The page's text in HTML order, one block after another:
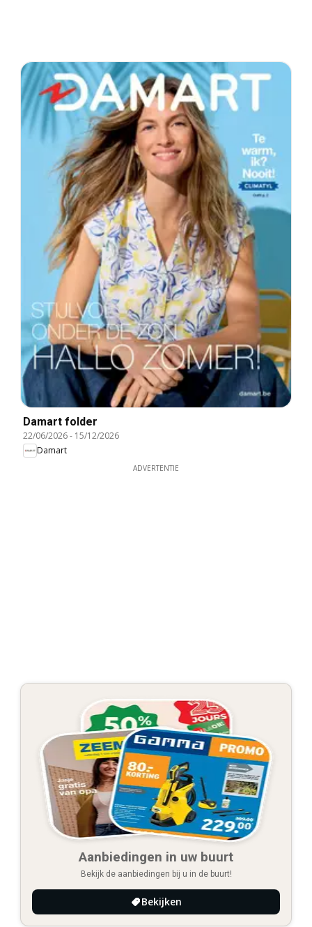
Damart folder
22/06/2026- 15/12/2026
Damart
ADVERTENTIE
Aanbiedingen in uw buurt
Bekijk de aanbiedingen bij u in de buurt!
Bekijken